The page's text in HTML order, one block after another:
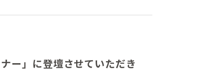
ー」に登壇させていただき